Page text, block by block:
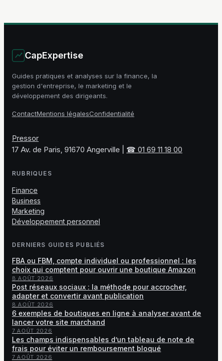
CapExpertise
Guides pratiques et analyses sur la finance, la
gestion d'entreprise, le marketing et le
développement des dirigeants.
ContactMentions légalesConfidentialité
Pressor
17 Av. de Paris, 91670 Angerville
☎ 01 69 11 18 00
RUBRIQUES
Finance
Business
Marketing
Développement personnel
DERNIERS GUIDES PUBLIÉS
FBA ou FBM, compte individuel ou professionnel : les
choix qui comptent pour ouvrir une boutique Amazon
8 AOÛT 2026
Post réseaux sociaux : la méthode pour accrocher,
adapter et convertir avant publication
8 AOÛT 2026
6 exemples de boutiques en ligne à analyser avant de
lancer votre site marchand
7 AOÛT 2026
Les champs indispensables d’un tableau de note de
frais pour éviter un remboursement bloqué
7 AOÛT 2026